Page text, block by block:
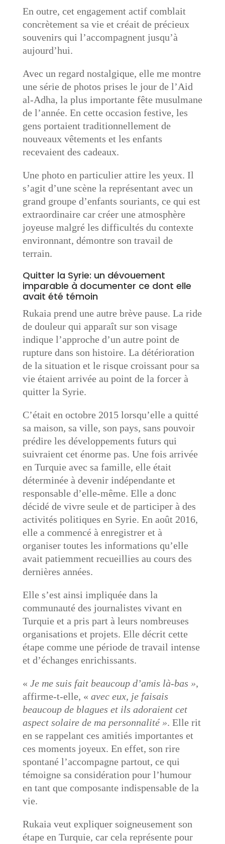
En outre, cet engagement actif comblait
concrètement sa vie et créait de précieux
souvenirs qui l’accompagnent jusqu’à
aujourd’hui.
Avec un regard nostalgique, elle me montre
une série de photos prises le jour de l’Aid
al-Adha, la plus importante fête musulmane
de l’année. En cette occasion festive, les
gens portaient traditionnellement de
nouveaux vêtements et les enfants
recevaient des cadeaux.
Une photo en particulier attire les yeux. Il
s’agit d’une scène la représentant avec un
grand groupe d’enfants souriants, ce qui est
extraordinaire car créer une atmosphère
joyeuse malgré les difficultés du contexte
environnant, démontre son travail de
terrain.
Quitter la Syrie: un dévouement
imparable à documenter ce dont elle
avait été témoin
Rukaia prend une autre brève pause. La ride
de douleur qui apparaît sur son visage
indique l’approche d’un autre point de
rupture dans son histoire. La détérioration
de la situation et le risque croissant pour sa
vie étaient arrivée au point de la forcer à
quitter la Syrie.
C’était en octobre 2015 lorsqu’elle a quitté
sa maison, sa ville, son pays, sans pouvoir
prédire les développements futurs qui
suivraient cet énorme pas. Une fois arrivée
en Turquie avec sa famille, elle était
déterminée à devenir indépendante et
responsable d’elle-même. Elle a donc
décidé de vivre seule et de participer à des
activités politiques en Syrie. En août 2016,
elle a commencé à enregistrer et à
organiser toutes les informations qu’elle
avait patiemment recueillies au cours des
dernières années.
Elle s’est ainsi impliquée dans la
communauté des journalistes vivant en
Turquie et a pris part à leurs nombreuses
organisations et projets. Elle décrit cette
étape comme une période de travail intense
et d’échanges enrichissants.
« Je me suis fait beaucoup d’amis là-bas »,
affirme-t-elle, « avec eux, je faisais
beaucoup de blagues et ils adoraient cet
aspect solaire de ma personnalité ». Elle rit
en se rappelant ces amitiés importantes et
ces moments joyeux. En effet, son rire
spontané l’accompagne partout, ce qui
témoigne sa considération pour l’humour
en tant que composante indispensable de la
vie.
Rukaia veut expliquer soigneusement son
étape en Turquie, car cela représente pour